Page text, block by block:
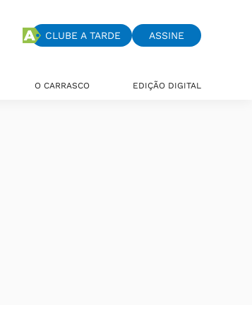
CLUBE A TARDE ASSINE
O CARRASCO EDIÇÃO DIGITAL